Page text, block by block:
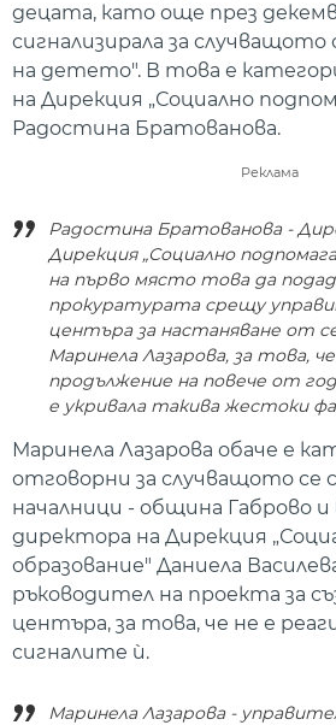
децата, като още през
сигнализирала за случващото
на детето". В това е
на Дирекция „Социално
Радостина Братованова.
Реклама
Радостина Братованова -
Дирекция „Социално
на първо място това да
прокуратурата срещу
центъра за настаняване от
Маринела Лазарова, за това,
продължение на повече от
е укривала такива жестоки
Маринела Лазарова обаче е
отговорни за случващото се
началници - община Габрово
директора на Дирекция
образование" Даниела
ръководител на проекта за
центъра, за това, че не е
сигналите ѝ.
Маринела Лазарова -